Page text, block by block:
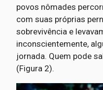
povos nômades
com suas próprias
sobrevivência e
inconscientemente,
jornada. Quem pode
(Figura 2).